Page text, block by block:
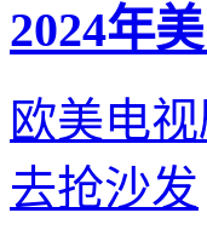
2024年
欧美电视
去抢沙发